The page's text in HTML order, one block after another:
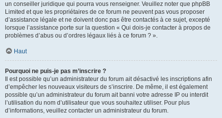
un conseiller juridique qui pourra vous renseigner. Veuillez noter que phpBB
Limited et que les propriétaires de ce forum ne peuvent pas vous proposer
d’assistance légale et ne doivent donc pas être contactés à ce sujet, excepté
lorsque l’assistance porte sur la question « Qui dois-je contacter à propos de
problèmes d’abus ou d’ordres légaux liés à ce forum ? ».
Haut
Pourquoi ne puis-je pas m’inscrire ?
Il est possible qu’un administrateur du forum ait désactivé les inscriptions afin
d’empêcher les nouveaux visiteurs de s’inscrire. De même, il est également
possible qu’un administrateur du forum ait banni votre adresse IP ou interdit
l’utilisation du nom d’utilisateur que vous souhaitez utiliser. Pour plus
d’informations, veuillez contacter un administrateur du forum.